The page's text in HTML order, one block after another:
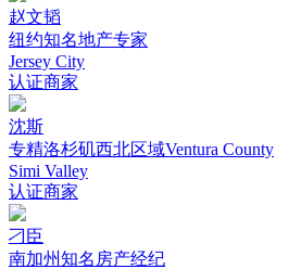
赵文韬
纽约知名地产专家
Jersey City
认证商家
沈斯
专精洛杉矶西北区域Ventura County
Simi Valley
认证商家
刁臣
南加州知名房产经纪